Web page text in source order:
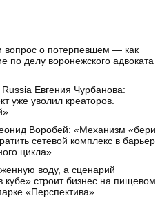
вопрос о потерпевшем — как
по делу воронежского адвоката
Евгения Чурбанова:
уже уволил креаторов.
Воробей: «Механизм «бери
сетевой комплекс в барьер
цикла»
воду, а сценарий
кубе» строит бизнес на пищевом
«Перспектива»